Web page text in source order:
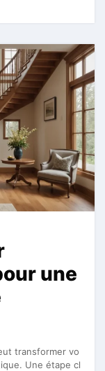
une
transformer vo
Une étape cl